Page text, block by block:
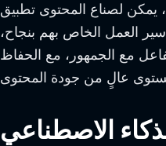
يمكن لصناع المحتوى تطبيق
العمل الخاص بهم بنجاح،
مع الجمهور، مع الحفاظ
الاصطناعي